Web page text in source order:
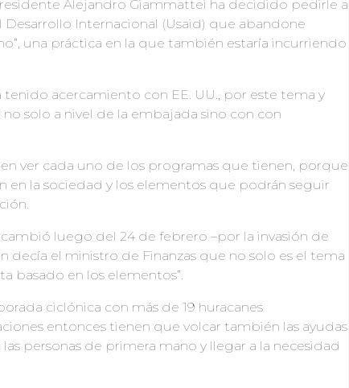
Alejandro Giammattei ha decidido pedirle a
Desarrollo Internacional (Usaid) que abandone
una práctica en la que también estaría incurriendo
acercamiento con EE. UU., por este tema y
solo a nivel de la embajada sino con con
ver cada uno de los programas que tienen, porque
la sociedad y los elementos que podrán seguir
luego del 24 de febrero –por la invasión de
decía el ministro de Finanzas que no solo es el tema
basado en los elementos”.
ciclónica con más de 19 huracanes
entonces tienen que volcar también las ayudas
personas de primera mano y llegar a la necesidad